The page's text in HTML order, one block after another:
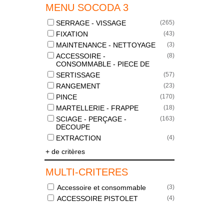
MENU SOCODA 3
SERRAGE - VISSAGE (265)
FIXATION (43)
MAINTENANCE - NETTOYAGE (3)
ACCESSOIRE -
CONSOMMABLE - PIECE DE
(8)
SERTISSAGE (57)
RANGEMENT (23)
PINCE (170)
MARTELLERIE - FRAPPE (18)
SCIAGE - PERÇAGE -
DECOUPE
(163)
EXTRACTION (4)
+ de critères
MULTI-CRITERES
Accessoire et consommable (3)
ACCESSOIRE PISTOLET (4)